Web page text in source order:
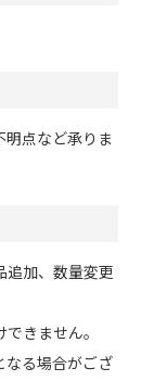
点など承りま
追加、数量変更
きません。
なる場合がござ